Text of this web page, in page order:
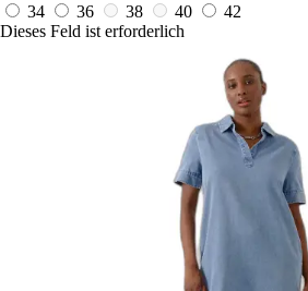
34 36 38 40
42
Dieses Feld ist erforderlich